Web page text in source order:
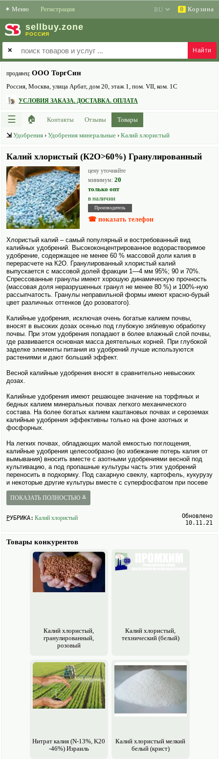
✶ Меню Регистрация 0 Корзина
sell buy.zone
РОССИЯ
✕
продавец: ООО ТоргСин
Россия, Москва, улица Арбат, дом 20, этаж 1, пом. VII, ком. 1С
УСЛОВИЯ ЗАКАЗА. ДОСТАВКА. ОПЛАТА
☰ 🏠 Контакты Отзывы Товары
⇲ Удобрения › Удобрения минеральные › Калий хлористый
Калий хлористый (К2О>60%) Гранулированный
цену уточняйте
минимум: 20
только опт
в наличии
Производитель
☎ показать телефон
Хлористый калий – самый популярный и востребованный вид
калийных удобрений. Высоко­концентрирован­ное водорастворимое
удобрение, содержащее не менее 60 % массовой доли калия в
перерасчете на К2О. Гранулированный хлористый калий
выпускается с массовой долей фракции 1—4 мм 95%; 90 и 70%.
Спрессованные гранулы имеют хорошую динамическую прочность
(массовая доля неразрушенных гранул не менее 80 %) и 100%-ную
рассыпчатость. Гранулы неправильной формы имеют красно-бурый
цвет различных оттенков (до розоватого).
Калийные удобрения, исключая очень богатые калием почвы,
вносят в высоких дозах осенью под глубокую зяблевую обработку
почвы. При этом удобрения попадают в более влажный слой почвы,
где развивается основная масса деятельных корней. При глубокой
заделке элементы питания из удобрений лучше исполь­зуются
растениями и дают больший эффект.
Весной калийные удобрения вносят в сравнительно невысоких
дозах.
Калийные удобрения имеют решающее значение на торфяных и
бедных калием минеральных почвах легкого механического
состава. На более богатых калием каштановых почвах и сероземах
калийные удобрения эффективны только на фоне азотных и
фосфорных.
На легких почвах, обладающих малой емкостью поглощения,
калийные удобрения целесообразно (во избежание потерь калия от
вымывания) вносить вместе с азотными удобрениями весной под
культивацию, а под пропашные культуры часть этих удобрений
переносить в подкормку. Под сахарную свеклу, картофель, кукурузу
и некоторые другие культуры вместе с суперфосфатом при посеве
вносят также небольшие дозы азотных и калийных удобрений.
Внешний вид: Гранулы неправельной формы красного цвета
Массовая доля Калия в пересчёте на К2О,% не менее 60%
Массовая доля фракций менее 1мм, не более 0,5%
Массовая доля воды,% не более 0,1%
Массовая доля нерастворимого в воде остатка, не более 0,02%
ПОКАЗАТЬ ПОЛНОСТЬЮ ≚
РУБРИКА: Калий хлористый
Обновлено
10.11.21
Товары конкурентов
Калий хлористый,
гранулированный,
розовый
Калий хлористый,
технический (белый)
Нитрат калия (N-13%, K20
-46%) Израиль
Калий хлористый мелкий
белый (крист)